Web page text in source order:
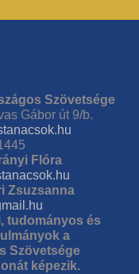
Szövetsége
Gábor út 9/b.
Flóra
Zsuzsanna
tudományos és
a
Szövetsége
képezik.